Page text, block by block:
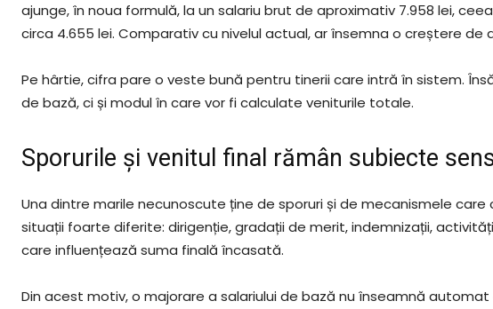
ajunge, în noua formulă, la un salariu brut de aproximativ 7.958 lei,
circa 4.655 lei. Comparativ cu nivelul actual, ar însemna o creștere de
Pe hârtie, cifra pare o veste bună pentru tinerii care intră în sistem.
de bază, ci și modul în care vor fi calculate veniturile totale.
Sporurile și venitul final rămân subiecte
Una dintre marile necunoscute ține de sporuri și de mecanismele
situații foarte diferite: dirigenție, gradații de merit, indemnizații,
care influențează suma finală încasată.
Din acest motiv, o majorare a salariului de bază nu înseamnă